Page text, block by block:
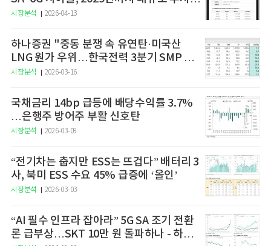
예고
시장분석 2026-04-13
하나증권 "중동 분쟁 속 유연탄·미국산
LNG 원가 우위…한국전력 3분기 SMP 상
승 전망"
시장분석 2026-03-16
국채금리 14bp 급등에 배당수익률 3.7%
…은행주 방어주 부활 신호탄
시장분석 2026-03-09
“전기차는 춥지만 ESS는 뜨겁다” 배터리 3
사, 북미 ESS 수요 45% 급증에 ‘올인’
시장분석 2026-03-03
“AI 필수 인프라 잡아라” 5G SA 조기 전환
론 급부상…SKT 10만 원 돌파하나 - 하나